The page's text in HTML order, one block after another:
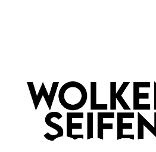
Informationen
Gesetzliche Informationen